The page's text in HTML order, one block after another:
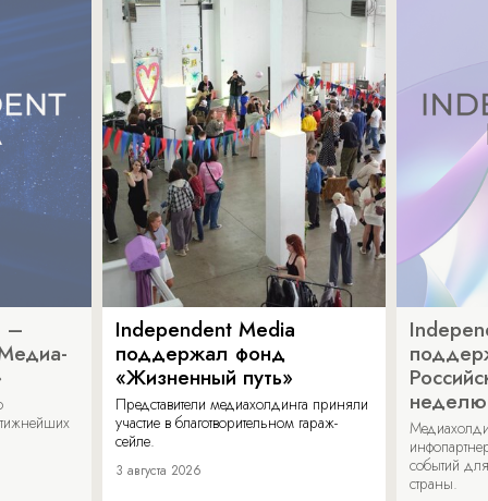
–
Independent Media
поддержал фонд
«Жизненный путь»
Представители медиахолдинга приняли
участие в благотворительном гараж-
сейле.
3 августа 2026
неделю
событий
страны.